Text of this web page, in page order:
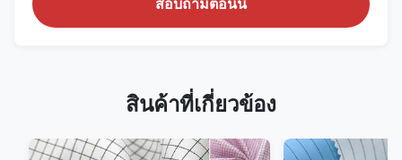
สอบถามตอนนี้
สินค้าที่เกี่ยวข้อง